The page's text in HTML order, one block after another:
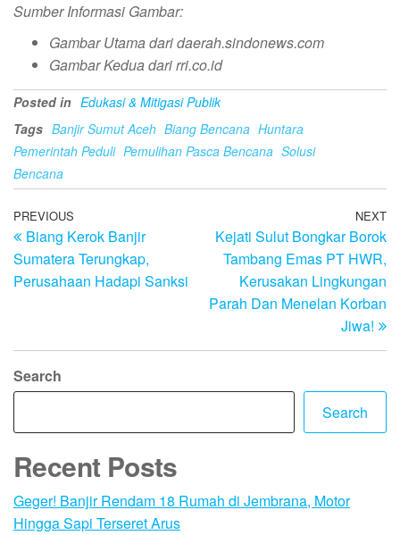
Sumber Informasi Gambar:
Gambar Utama dari daerah.sindonews.com
Gambar Kedua dari rri.co.id
Posted in Edukasi & Mitigasi Publik
Tags Banjir Sumut Aceh Biang Bencana Huntara
Pemerintah Peduli Pemulihan Pasca Bencana Solusi
Bencana
Post
navigation
Previous
Post
PREVIOUS
Biang Kerok Banjir
Sumatera Terungkap,
Perusahaan Hadapi Sanksi
NEXT
Kejati Sulut Bongkar Borok
Tambang Emas PT HWR,
Kerusakan Lingkungan
Parah Dan Menelan Korban
Jiwa!
Search
Search
Recent Posts
Geger! Banjir Rendam 18 Rumah di Jembrana, Motor
Hingga Sapi Terseret Arus